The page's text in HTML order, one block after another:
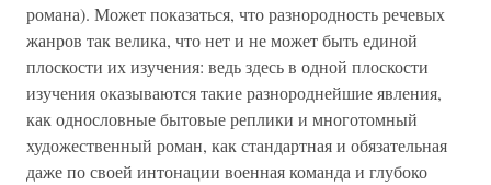
романа). Может показаться, что разнородность речевых
жанров так велика, что нет и не может быть единой
плоскости их изучения: ведь здесь в одной плоскости
изучения оказываются такие разнороднейшие явления,
как однословные бытовые реплики и многотомный
художественный роман, как стандартная и обязательная
даже по своей интонации военная команда и глубоко